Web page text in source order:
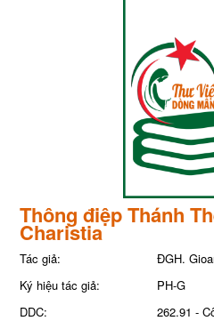
Thông điệp Thánh
Charistia
Tác giả:
ĐGH.
Ký hiệu tác giả:
PH-G
DDC:
262.91 -